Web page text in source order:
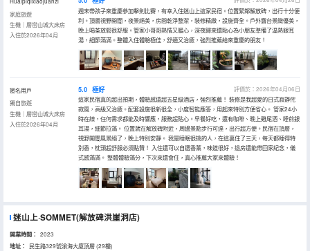
家庭旅遊
生機｜層巒山城大床房
入住於2026年04月
週末帶孩子來重慶參加擊劍比賽，有幸入住迷山上這家民宿。位置緊鄰解放碑，出行十分便
利。頂層視野開闊，夜景絕美，房間乾淨整潔，裝修精緻，設施齊全。戶外露台景緻優美，
晚上喝茶放鬆很舒服。管家小哥哥熱情又暖心，深夜歸來還貼心為小朋友準備了温熱銀耳
湯，細節滿滿。整體入住體驗極佳，舒適又治癒，強烈推薦給來重慶的朋友！
匿名用戶
獨自旅遊
生機｜層巒山城大床房
入住於2026年04月
5.0 極好
評價於：2026年04月06日
這家民宿真的超出預期，體驗感遠超五星級酒店，強烈推薦！ 裝修是我超愛的日式寂靜侘
寂風，高級又治癒。配套設施很新很全，小度智能應答，用起來特別方便省心。 管家24小
時在線，任何需求都能及時響應，服務超貼心。早餐好吃，還有咖啡、晚上雞尾酒、睡前銀
耳湯，細節拉滿。 位置就在解放碑附近，周邊景點步行可達，出行超方便。民宿在頂層，
視野開闊風景絕了，晚上特別安靜。 我是睡眠很挑的人，在這裏住了三天，每天都睡得特
別香，枕頭超舒服必須點贊！ 入住還可以自選香薰，味道很好，退房還能帶回家紀念，儀
式感滿滿。 整體體驗滿分，下次來還會住，真心推薦大家來體驗！
迷山上·SOMMET(解放碑洪崖洞店)
開業時間： 2023
地址：
民生路329號渝海大廈頂層 (29樓)